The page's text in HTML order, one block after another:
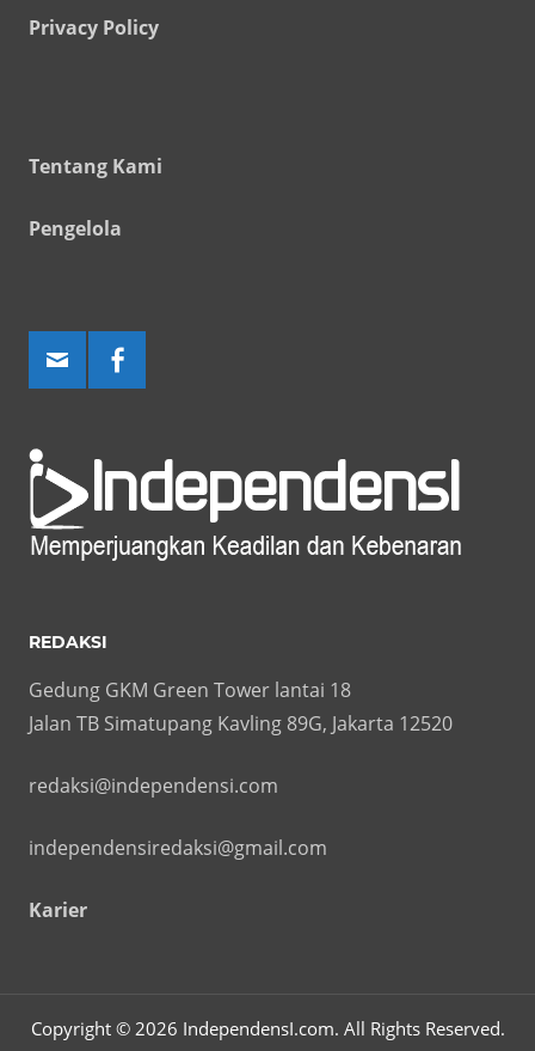
Privacy Policy
Tentang Kami
Pengelola
REDAKSI
Gedung GKM Green Tower lantai 18
Jalan TB Simatupang Kavling 89G, Jakarta 12520
redaksi@independensi.com
independensiredaksi@gmail.com
Karier
Copyright © 2026 IndependensI.com. All Rights Reserved.